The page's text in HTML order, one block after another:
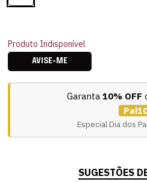
Produto Indisponível
AVISE-ME
Garanta 10% OFF
Especial Dia dos
SUGESTÕES